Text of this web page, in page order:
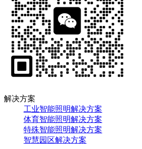
解决方案
工业智能照明解决方案
体育智能照明解决方案
特殊智能照明解决方案
智慧园区解决方案